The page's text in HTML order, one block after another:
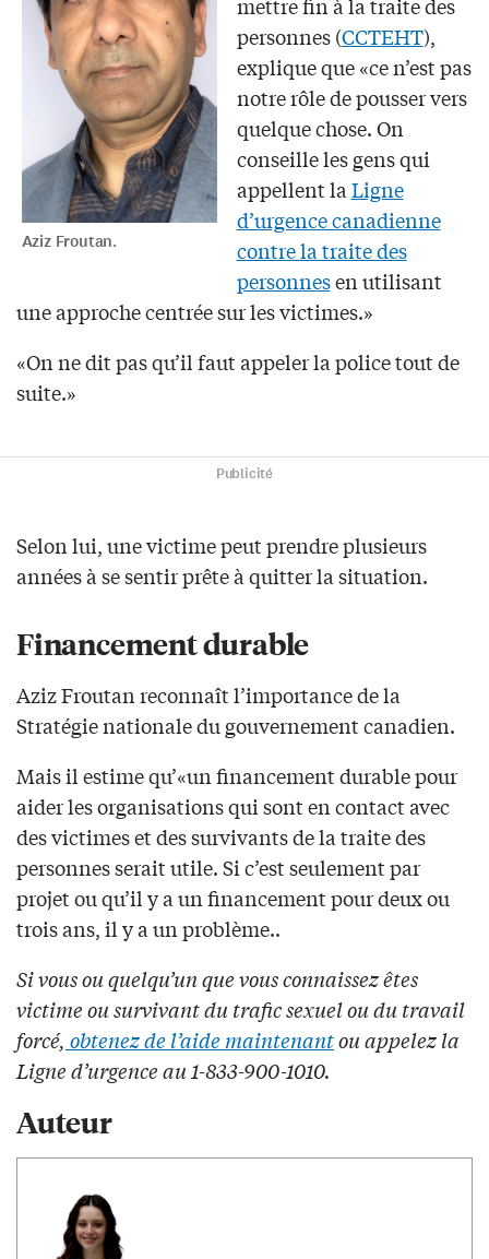
Aziz Froutan.
mettre fin à la traite des
personnes (CCTEHT),
explique que «ce n’est pas
notre rôle de pousser vers
quelque chose. On
conseille les gens qui
appellent laLigne
d’urgence canadienne
contre la traite des
personnesen utilisant
une approche centrée sur les victimes.»
«On ne dit pas qu’il faut appeler la police tout de
suite.»
Publicité
Selon lui, une victime peut prendre plusieurs
années à se sentir prête à quitter la situation.
Financement durable
Aziz Froutan reconnaît l’importance de la
Stratégie nationale du gouvernement canadien.
Mais il estime qu’«un financement durable pour
aider les organisations qui sont en contact avec
des victimes et des survivants de la traite des
personnes serait utile. Si c’est seulement par
projet ou qu’il y a un financement pour deux ou
trois ans, il y a un problème..
Si vous ou quelqu’un que vous connaissez êtes
victime ou survivant du trafic sexuel ou du travail
forcé, obtenez de l’aide maintenantou appelez la
Ligne d’urgence au 1-833-900-1010.
Auteur